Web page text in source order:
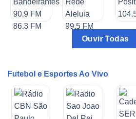
Ouvir Todas
Futebol e Esportes Ao Vivo